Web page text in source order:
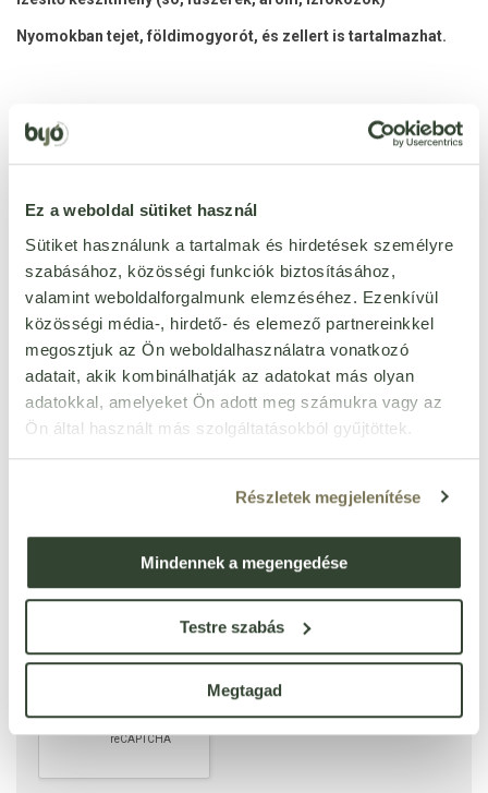
Ez a weboldal sütiket használ
Sütiket használunk a tartalmak és hirdetések személyre
szabásához, közösségi funkciók biztosításához,
valamint weboldalforgalmunk elemzéséhez. Ezenkívül
közösségi média-, hirdető- és elemező partnereinkkel
megosztjuk az Ön weboldalhasználatra vonatkozó
adatait, akik kombinálhatják az adatokat más olyan
adatokkal, amelyeket Ön adott meg számukra vagy az
Ön által használt más szolgáltatásokból gyűjtöttek.
Részletek megjelenítése
Mindennek a megengedése
Testre szabás
Megtagad
Nyomokban tejet, földimogyorót, és zellert is tartalmazhat.
ÉRTÉKELÉST ÍROK
Ennyi csillagot adok